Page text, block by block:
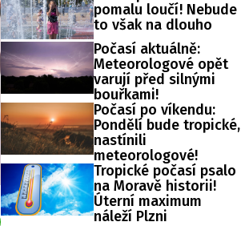
v neděli má být opět výrazně přes 30
stupňů. Upozornil na to Český
hydrometeorologický ústav (ČHMÚ).
pomalu loučí! Nebude
to však na dlouho
Počasí aktuálně:
Meteorologové opět
varují před silnými
bouřkami!
Počasí po víkendu:
Pondělí bude tropické,
nastínili
meteorologové!
Tropické počasí psalo
na Moravě historii!
Úterní maximum
náleží Plzni